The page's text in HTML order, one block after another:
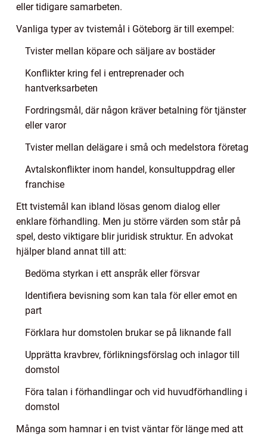
eller tidigare samarbeten.
Vanliga typer av tvistemål i Göteborg är till exempel:
Tvister mellan köpare och säljare av bostäder
Konflikter kring fel i entreprenader och
hantverksarbeten
Fordringsmål, där någon kräver betalning för tjänster
eller varor
Tvister mellan delägare i små och medelstora företag
Avtalskonflikter inom handel, konsultuppdrag eller
franchise
Ett tvistemål kan ibland lösas genom dialog eller
enklare förhandling. Men ju större värden som står på
spel, desto viktigare blir juridisk struktur. En advokat
hjälper bland annat till att:
Bedöma styrkan i ett anspråk eller försvar
Identifiera bevisning som kan tala för eller emot en
part
Förklara hur domstolen brukar se på liknande fall
Upprätta kravbrev, förlikningsförslag och inlagor till
domstol
Föra talan i förhandlingar och vid huvudförhandling i
domstol
Många som hamnar i en tvist väntar för länge med att